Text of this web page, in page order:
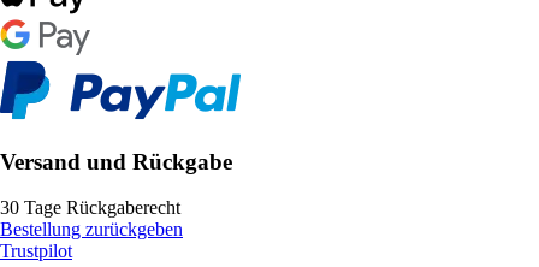
Versand und Rückgabe
30 Tage Rückgaberecht
Bestellung zurückgeben
Trustpilot